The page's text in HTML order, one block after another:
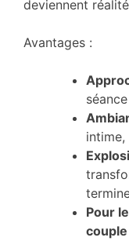
deviennent
Avantages :
intime,
Pour